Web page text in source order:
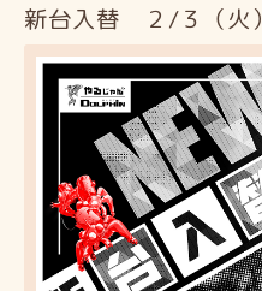
新台入替 ２/３（火）